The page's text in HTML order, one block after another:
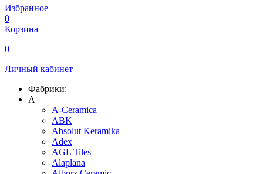
Избранное
0
Корзина
0
Личный кабинет
Фабрики:
A
A-Ceramica
ABK
Absolut Keramika
Adex
AGL Tiles
Alaplana